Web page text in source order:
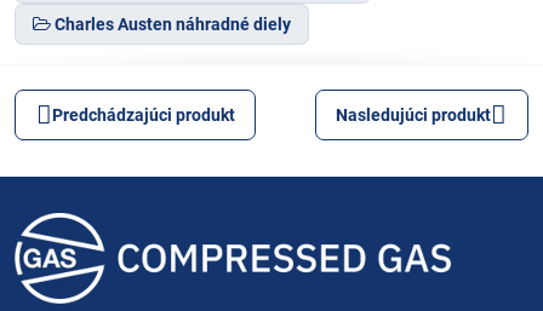
Charles Austen náhradné diely
Predchádzajúci produkt Nasledujúci produkt